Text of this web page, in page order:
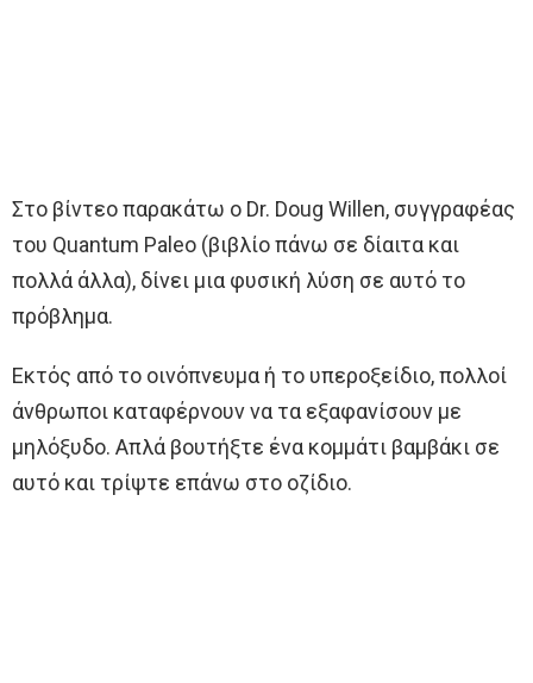
Στο βίντεο παρακάτω ο Dr. Doug Willen, συγγραφέας
του Quantum Paleo (βιβλίο πάνω σε δίαιτα και
πολλά άλλα), δίνει μια φυσική λύση σε αυτό το
πρόβλημα.
Εκτός από το οινόπνευμα ή το υπεροξείδιο, πολλοί
άνθρωποι καταφέρνουν να τα εξαφανίσουν με
μηλόξυδο. Απλά βουτήξτε ένα κομμάτι βαμβάκι σε
αυτό και τρίψτε επάνω στο οζίδιο.